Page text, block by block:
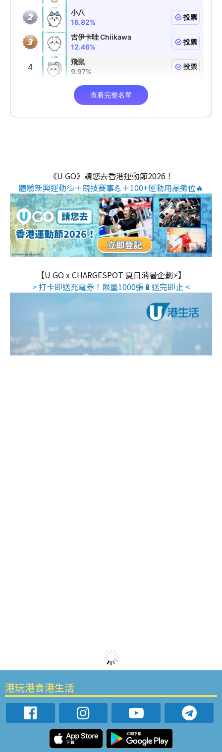
《U GO》請您去香港運動節2026！
體驗新興運動💦＋競技賽事💪＋100+運動用品攤位🔥
【U GO x CHARGESPOT 夏日消暑企劃⚡】
> 打卡即送充電券！限量1000張🔋送完即止 <
港玩港食港生活